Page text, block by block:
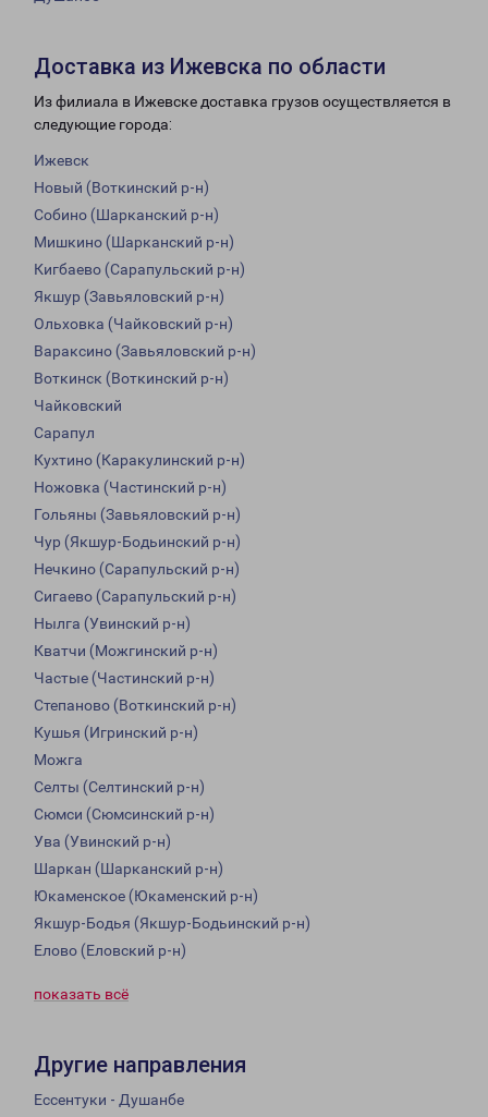
Доставка из Ижевска по области
Из филиала в Ижевске доставка грузов осуществляется в
следующие города:
Ижевск
Новый (Воткинский р-н)
Собино (Шарканский р-н)
Мишкино (Шарканский р-н)
Кигбаево (Сарапульский р-н)
Якшур (Завьяловский р-н)
Ольховка (Чайковский р-н)
Вараксино (Завьяловский р-н)
Воткинск (Воткинский р-н)
Чайковский
Сарапул
Кухтино (Каракулинский р-н)
Ножовка (Частинский р-н)
Гольяны (Завьяловский р-н)
Чур (Якшур-Бодьинский р-н)
Нечкино (Сарапульский р-н)
Сигаево (Сарапульский р-н)
Нылга (Увинский р-н)
Кватчи (Можгинский р-н)
Частые (Частинский р-н)
Степаново (Воткинский р-н)
Кушья (Игринский р-н)
Можга
Селты (Селтинский р-н)
Сюмси (Сюмсинский р-н)
Ува (Увинский р-н)
Шаркан (Шарканский р-н)
Юкаменское (Юкаменский р-н)
Якшур-Бодья (Якшур-Бодьинский р-н)
Елово (Еловский р-н)
показать всё
Другие направления
Ессентуки - Душанбе